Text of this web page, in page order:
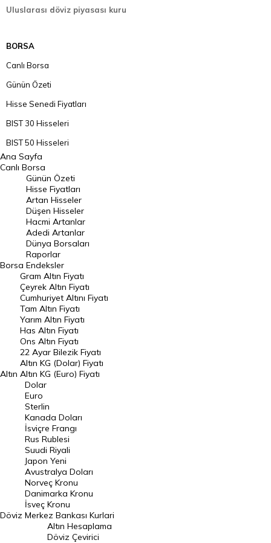
Uluslarası döviz piyasası kuru
BORSA
Canlı Borsa
Günün Özeti
Hisse Senedi Fiyatları
BIST 30 Hisseleri
BIST 50 Hisseleri
BIST 100 Hisseleri
En Çok Artan Hisseler
En Çok Düşen Hisseler
Hacmi Artanlar
Geçmiş Kapanışlar
Dünya Borsaları
Raporlar
Endeksler
DÖVİZ
Döviz Kuru
Dolar Kuru
Euro Kuru
Pound Kuru
Frank Kuru
Riyal Kuru
Avustralya Doları
Danimarka Kronu Kuru
Kanada Doları Kuru
Norveç Kronu Kuru
İsveç Kronu Kuru
Ana Sayfa
Canlı Borsa
Borsa
Günün Özeti
Hisse Fiyatları
Artan Hisseler
Düşen Hisseler
Hacmi Artanlar
Adedi Artanlar
Dünya Borsaları
Raporlar
Endeksler
Altın
Gram Altın Fiyatı
Çeyrek Altın Fiyatı
Cumhuriyet Altını Fiyatı
Tam Altın Fiyatı
Yarım Altın Fiyatı
Has Altın Fiyatı
Ons Altın Fiyatı
22 Ayar Bilezik Fiyatı
Altın KG (Dolar) Fiyatı
Altın KG (Euro) Fiyatı
Döviz
Dolar
Euro
Sterlin
Kanada Doları
İsviçre Frangı
Rus Rublesi
Suudi Riyali
Japon Yeni
Avustralya Doları
Norveç Kronu
Danimarka Kronu
İsveç Kronu
Merkez Bankası Kurlari
Altın Hesaplama
Döviz Çevirici